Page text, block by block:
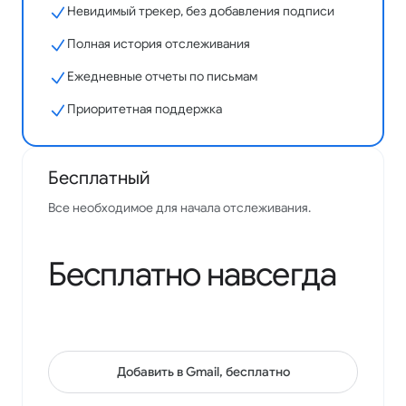
Простое в использовании и реально помогает видеть
результаты. Интеграция с Gmail просто шикарная.
Samantha Bonine
Google Workspace Marketplace
Очень помогло моему бизнесу, всегда ставлю его в
Google Workspace Marketplace
Бесплатный
Все необходимое для начала отслеживания.
Бесплатно навсегда
Добавить в Gmail, бесплатно
Невидимый трекер, без добавления подписи
Полная история отслеживания
Ежедневные отчеты по письмам
Приоритетная поддержка